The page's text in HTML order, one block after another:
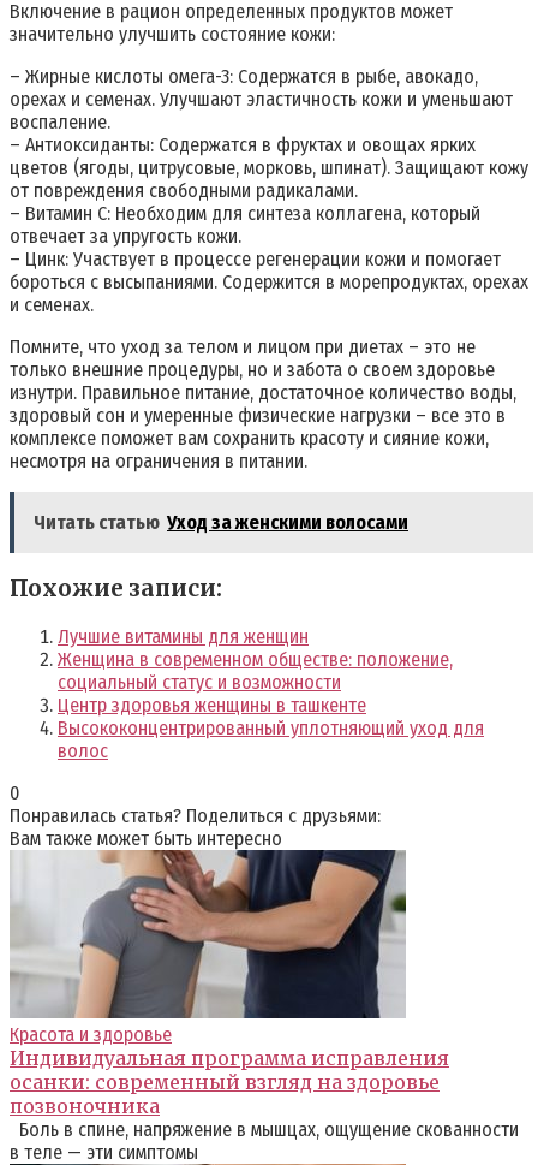
Включение в рацион определенных продуктов может
значительно улучшить состояние кожи:
– Жирные кислоты омега-3: Содержатся в рыбе, авокадо,
орехах и семенах. Улучшают эластичность кожи и уменьшают
воспаление.
– Антиоксиданты: Содержатся в фруктах и овощах ярких
цветов (ягоды, цитрусовые, морковь, шпинат). Защищают кожу
от повреждения свободными радикалами.
– Витамин С: Необходим для синтеза коллагена, который
отвечает за упругость кожи.
– Цинк: Участвует в процессе регенерации кожи и помогает
бороться с высыпаниями. Содержится в морепродуктах, орехах
и семенах.
Помните, что уход за телом и лицом при диетах – это не
только внешние процедуры, но и забота о своем здоровье
изнутри. Правильное питание, достаточное количество воды,
здоровый сон и умеренные физические нагрузки – все это в
комплексе поможет вам сохранить красоту и сияние кожи,
несмотря на ограничения в питании.
Читать статью Уход за женскими волосами
Похожие записи:
Лучшие витамины для женщин
Женщина в современном обществе: положение,
социальный статус и возможности
Центр здоровья женщины в ташкенте
Высококонцентрированный уплотняющий уход для
волос
0
Понравилась статья? Поделиться с друзьями:
Вам также может быть интересно
Красота и здоровье
Индивидуальная программа исправления
осанки: современный взгляд на здоровье
позвоночника
Боль в спине, напряжение в мышцах, ощущение скованности
в теле — эти симптомы